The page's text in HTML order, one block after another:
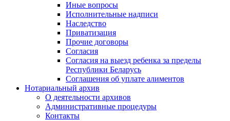
Иные вопросы
Исполнительные надписи
Наследство
Приватизация
Прочие договоры
Согласия
Согласия на выезд ребенка за пределы
Республики Беларусь
Соглашения об уплате алиментов
Нотариальный архив
О деятельности архивов
Административные процедуры
Контакты